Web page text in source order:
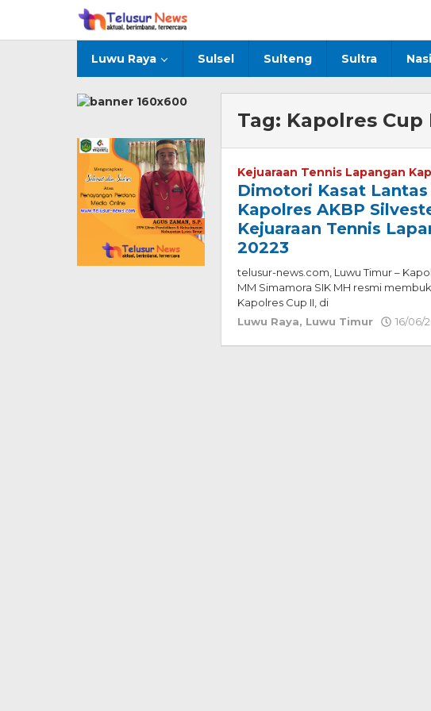
konten
Luwu Raya Sulsel Sulteng Sultra
Tag: Kapolres
Kejuaraan Tennis Lapangan
Dimotori Kasat
Kapolres AKBP
Kejuaraan Tennis
20223
telusur-news.com, Luwu Timur –
MM Simamora SIK MH resmi
Kapolres Cup II, di
Luwu Raya, Luwu Timur 16/06/